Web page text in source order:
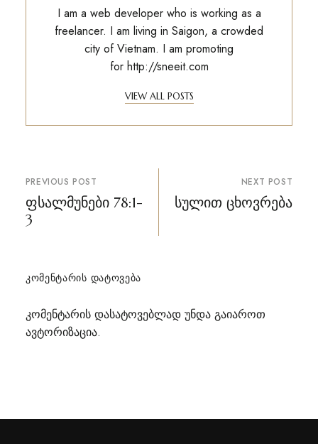
I am a web developer who is working as a
freelancer. I am living in Saigon, a crowded
city of Vietnam. I am promoting
for http://sneeit.com
VIEW ALL POSTS
პოსტის
ნავიგაცია
PREVIOUS POST
ფსალმუნები 78:1-
3
NEXT POST
სულით ცხოვრება
ᲙᲝᲛᲔᲜᲢᲐᲠᲘᲡ ᲓᲐᲢᲝᲕᲔᲑᲐ
კომენტარის დასატოვებლად უნდა გაიაროთ
ავტორიზაცია.